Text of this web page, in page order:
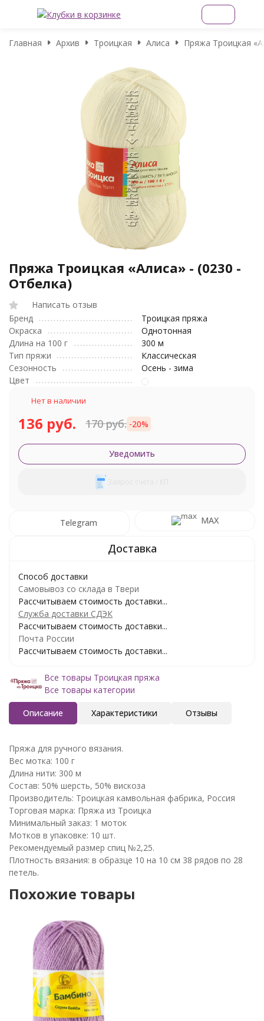
Главная Архив Троицкая Алиса Пряжа Троицкая
Пряжа Троицкая «Алиса» - (0230 -
Отбелка)
Написать отзыв
Бренд
Троицкая пряжа
Окраска
Однотонная
Длина на 100 г
300 м
Тип пряжи
Классическая
Сезонность
Осень - зима
Цвет
Нет в наличии
136 руб. 170 руб. -20%
Уведомить
Telegram MAX
Способ доставки
Самовывоз со склада в Твери
Рассчитываем стоимость доставки...
Служба доставки СДЭК
Рассчитываем стоимость доставки...
Почта России
Рассчитываем стоимость доставки...
Все товары Троицкая пряжа
Все товары категории
Описание Характеристики Отзывы
Пряжа для ручного вязания.
Вес мотка: 100 г
Длина нити: 300 м
Состав: 50% шерсть, 50% вискоза
Производитель: Троицкая камвольная фабрика, Россия
Торговая марка: Пряжа из Троицка
Минимальный заказ: 1 моток
Мотков в упаковке: 10 шт.
Рекомендуемый размер спиц №2,25.
Плотность вязания: в образце 10 на 10 см 38 рядов по 28
петель.
Похожие товары